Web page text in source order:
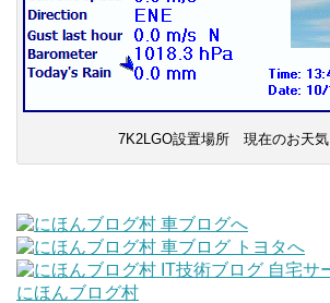
7K2LGO設置場所 現在のお天気
にほんブログ村